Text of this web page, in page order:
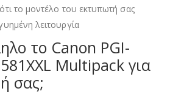
το μοντέλο του εκτυπωτή σας
λειτουργία
το Canon PGI-
Multipack για
σας;